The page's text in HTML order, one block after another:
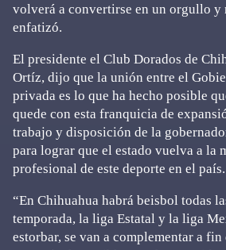
volverá a convertirse en un orgullo y
enfatizó.
El presidente el Club Dorados de
Ortíz, dijo que la unión entre el
privada es lo que ha hecho posible
quede con esta franquicia de
trabajo y disposición de la
para lograr que el estado vuelva a la
profesional de este deporte en el país.
“En Chihuahua habrá beisbol todas
temporada, la liga Estatal y la liga
estorbar, se van a complementar a